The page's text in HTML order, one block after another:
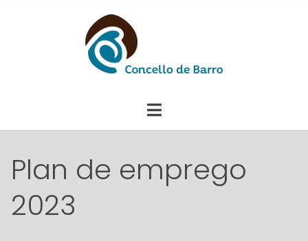
Plan de emprego
2023